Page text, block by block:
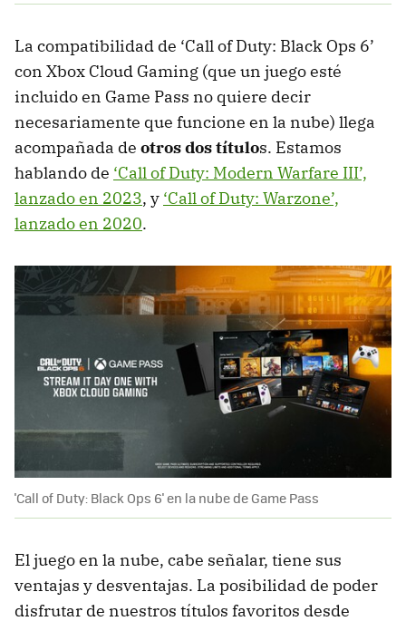
La compatibilidad de ‘Call of Duty: Black Ops 6’
con Xbox Cloud Gaming (que un juego esté
incluido en Game Pass no quiere decir
necesariamente que funcione en la nube) llega
acompañada de otros dos títulos. Estamos
hablando de ‘Call of Duty: Modern Warfare III’,
lanzado en 2023, y ‘Call of Duty: Warzone’,
lanzado en 2020.
'Call of Duty: Black Ops 6' en la nube de Game Pass
El juego en la nube, cabe señalar, tiene sus
ventajas y desventajas. La posibilidad de poder
disfrutar de nuestros títulos favoritos desde